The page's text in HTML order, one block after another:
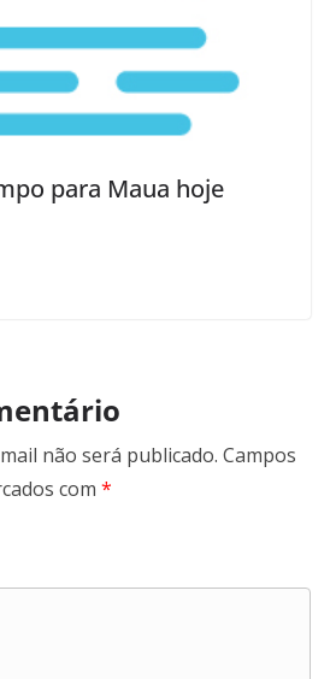
para Maua hoje
não será publicado. Campos
com *